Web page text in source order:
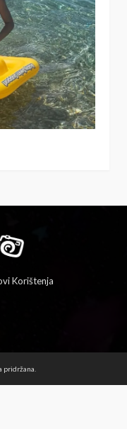
Korištenja
pridržana.